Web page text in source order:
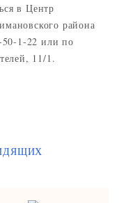
в Центр
района
50-1-22 или по
11/1.